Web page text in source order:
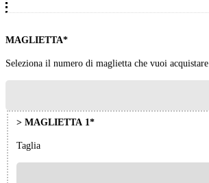
MAGLIETTA*
Seleziona il numero di maglietta che vuoi acquistare
> MAGLIETTA 1*
Taglia